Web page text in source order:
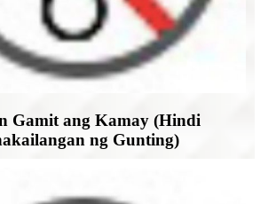
Gamit ang Kamay (Hindi
ng Gunting)